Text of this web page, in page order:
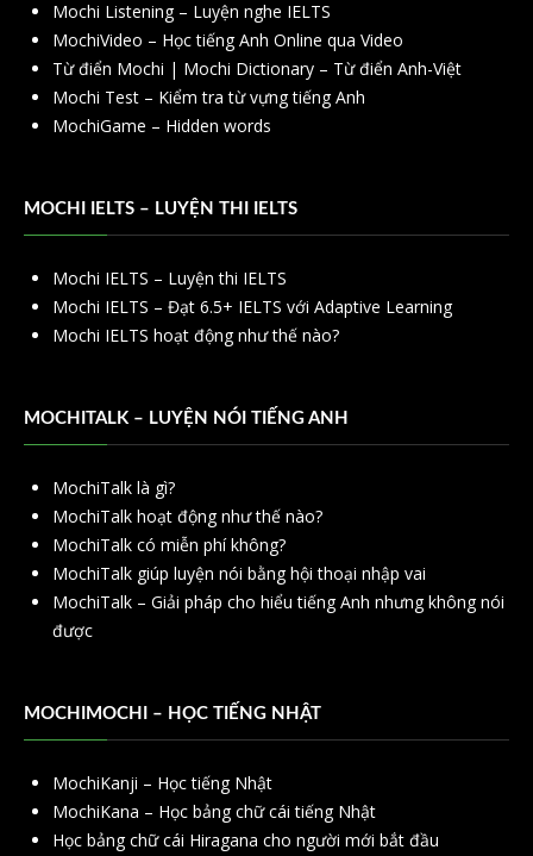
Mochi Listening – Luyện nghe IELTS
MochiVideo – Học tiếng Anh Online qua Video
Từ điển Mochi | Mochi Dictionary – Từ điển Anh-Việt
Mochi Test – Kiểm tra từ vựng tiếng Anh
MochiGame – Hidden words
MOCHI IELTS – LUYỆN THI IELTS
Mochi IELTS – Luyện thi IELTS
Mochi IELTS – Đạt 6.5+ IELTS với Adaptive Learning
Mochi IELTS hoạt động như thế nào?
MOCHITALK – LUYỆN NÓI TIẾNG ANH
MochiTalk là gì?
MochiTalk hoạt động như thế nào?
MochiTalk có miễn phí không?
MochiTalk giúp luyện nói bằng hội thoại nhập vai
MochiTalk – Giải pháp cho hiểu tiếng Anh nhưng không nói
được
MOCHIMOCHI – HỌC TIẾNG NHẬT
MochiKanji – Học tiếng Nhật
MochiKana – Học bảng chữ cái tiếng Nhật
Học bảng chữ cái Hiragana cho người mới bắt đầu